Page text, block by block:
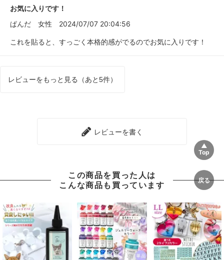
お気に入りです！
ぱんだ
女性 2024/07/07 20:04:56
これを貼ると、すっごく本格的感がでるのでお気に入りです！
レビューをもっと見る（あと5件）
レビューを書く
この商品を買った人は
こんな商品も買っています